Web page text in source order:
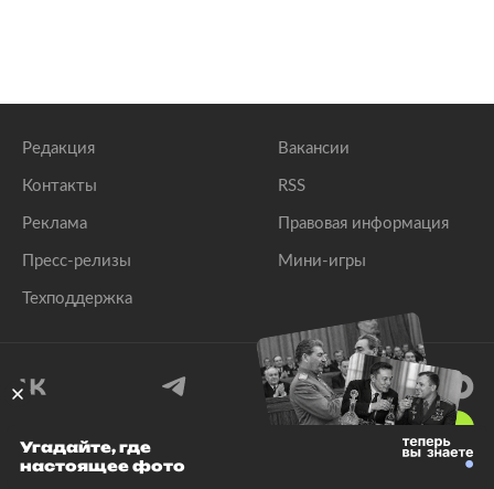
Редакция
Контакты
Реклама
Пресс-релизы
Техподдержка
Вакансии
RSS
Правовая информация
Мини-игры
© 1999–2026 Все права защищены.
Угадайте, где
настоящее фото